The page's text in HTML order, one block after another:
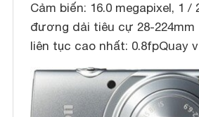
Cảm biến: 16.0 megapixel, 1 /
đương dải tiêu cự 28-224mm
liên tục cao nhất: 0.8fpQuay